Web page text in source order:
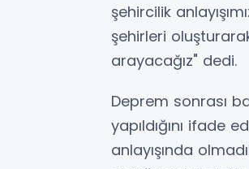
şehircilik
şehirleri
arayacağız" dedi.
Deprem sonrası
yapıldığını ifade
anlayışında